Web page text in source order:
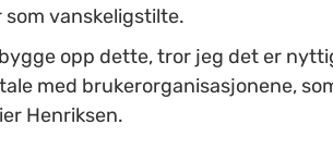
vanskeligstilte.
opp dette, tror jeg det er
med brukerorganisasjonene,
Henriksen.